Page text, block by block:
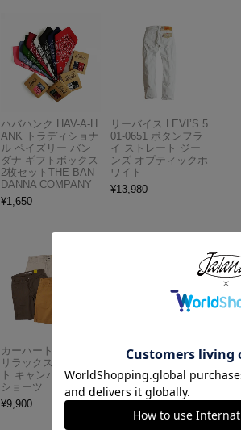
ハバハンク HAV-A-H
ANK トラディショナ
ル ペイズリー バン
ダナ ギフトボックス
2枚セットTHE BAN
DANNA COMPANY
¥1,650
リーバイス LEVI’S 5
01-0651 ボタンフラ
イ ストレート ジー
ンズ オプティックホ
ワイト
¥13,980
カーハート Carhartt
リラックスドフィッ
ト キャンバスワーク
ショーツ
¥9,900
アメリカンクラシッ
クス AMERICAN CL
ASSICS ムービーT
シャツ フォレストガ
ンプ ロゴ＆ベンチ
5,747